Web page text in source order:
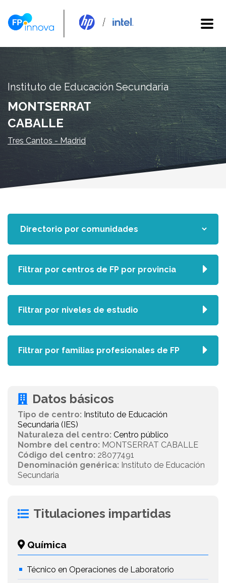
Instituto de Educación Secundaria
MONTSERRAT
CABALLE
Tres Cantos - Madrid
Datos básicos
Tipo de centro: Instituto de Educación
Secundaria (IES)
Naturaleza del centro: Centro público
Nombre del centro: MONTSERRAT CABALLE
Código del centro: 28077491
Denominación genérica: Instituto de Educación
Secundaria
Titulaciones impartidas
Química
Técnico en Operaciones de Laboratorio
Filtrar por centros de FP por provincia
Filtrar por niveles de estudio
Filtrar por familias profesionales de FP